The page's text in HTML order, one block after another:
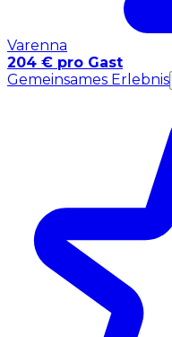
Varenna
204 € pro Gast
Gemeinsames Erlebnis